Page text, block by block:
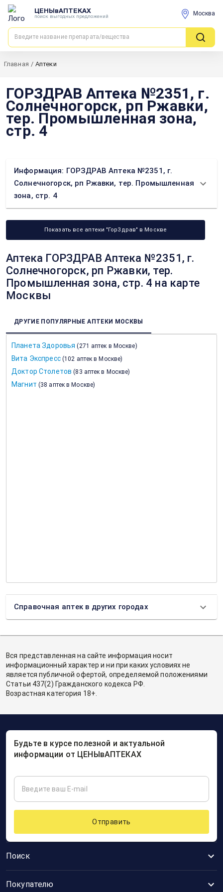
ЦЕНЫвАПТЕКАХ
поиск выгодных предложений Москва
Главная / Аптеки
ГОРЗДРАВ Аптека №2351, г.
Солнечногорск, рп Ржавки,
тер. Промышленная зона,
стр. 4
Информация: ГОРЗДРАВ Аптека №2351, г.
Солнечногорск, рп Ржавки, тер. Промышленная
зона, стр. 4
Показать все аптеки "ГорЗдрав" в Москве
Аптека ГОРЗДРАВ Аптека №2351, г.
Солнечногорск, рп Ржавки, тер.
Промышленная зона, стр. 4 на карте
Москвы
ДРУГИЕ ПОПУЛЯРНЫЕ АПТЕКИ МОСКВЫ
Планета Здоровья (271 аптек в Москве)
Вита Экспресс (102 аптек в Москве)
Доктор Столетов (83 аптек в Москве)
Магнит (38 аптек в Москве)
Справочная аптек в других городах
Вся представленная на сайте информация носит
информационный характер и ни при каких условиях не
является публичной офертой, определяемой положениями
Статьи 437(2) Гражданского кодекса РФ.
Возрастная категория 18+.
Поиск
Покупателю
Будьте в курсе полезной и актуальной
информации от ЦЕНЫвАПТЕКАХ
Отправить